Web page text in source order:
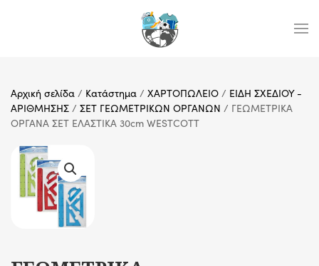
Αρχική σελίδα / Κατάστημα / ΧΑΡΤΟΠΩΛΕΙΟ / ΕΙΔΗ ΣΧΕΔΙΟΥ -
ΑΡΙΘΜΗΣΗΣ / ΣΕΤ ΓΕΩΜΕΤΡΙΚΩΝ ΟΡΓΑΝΩΝ / ΓΕΩΜΕΤΡΙΚΑ
ΟΡΓΑΝΑ ΣΕΤ ΕΛΑΣΤΙΚΑ 30cm WESTCOTT